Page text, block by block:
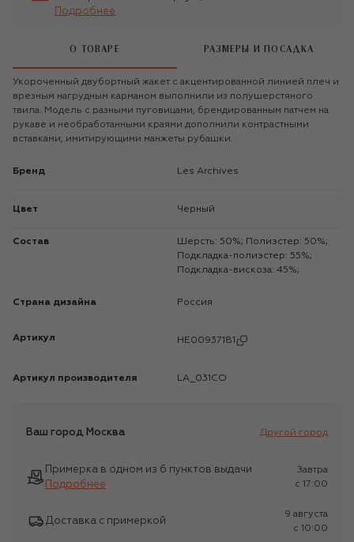
Подробнее
О ТОВАРЕ РАЗМЕРЫ И ПОСАДКА
Укороченный двубортный жакет с акцентированной линией плеч и
врезным нагрудным карманом выполнили из полушерстяного
твила. Модель с разными пуговицами, брендированным патчем на
рукаве и необработанными краями дополнили контрастными
вставками, имитирующими манжеты рубашки.
Бренд Les Archives
Цвет Черный
Состав
Шерсть: 50%; Полиэстер: 50%;
Подкладка-полиэстер: 55%;
Подкладка-вискоза: 45%;
Страна дизайна Россия
Артикул HE00937181
Артикул производителя LA_031СО
Ваш город Москва Другой город
Примерка в одном из 6 пунктов выдачи
Подробнее
Завтра
c 17:00
Доставка с примеркой
9 августа
c 10:00